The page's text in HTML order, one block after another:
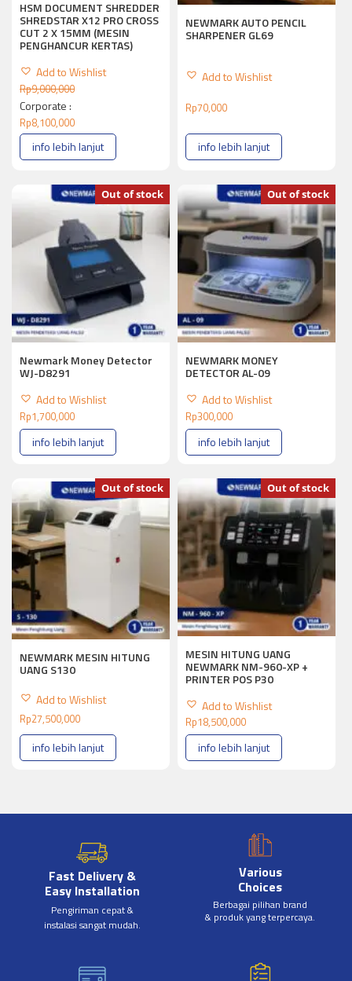
HSM DOCUMENT SHREDDER
SHREDSTAR X12 PRO CROSS
CUT 2 X 15MM (MESIN
PENGHANCUR KERTAS)
Add to Wishlist
Rp9,000,000
Corporate :
Rp8,100,000
info lebih lanjut
NEWMARK AUTO PENCIL
SHARPENER GL69
Add to Wishlist
Rp70,000
info lebih lanjut
Newmark Money Detector
WJ-D8291
Add to Wishlist
Out of stock
Rp1,700,000
info lebih lanjut
NEWMARK MONEY
DETECTOR AL-09
Add to Wishlist
Out of stock
Rp300,000
info lebih lanjut
NEWMARK MESIN HITUNG
UANG S130
Add to Wishlist
Out of stock
Rp27,500,000
info lebih lanjut
MESIN HITUNG UANG
NEWMARK NM-960-XP +
PRINTER POS P30
Add to Wishlist
Out of stock
Rp18,500,000
info lebih lanjut
Fast Delivery &
Easy Installation
Pengiriman cepat &
instalasi sangat mudah.
Various
Choices
Berbagai pilihan brand
& produk yang terpercaya.